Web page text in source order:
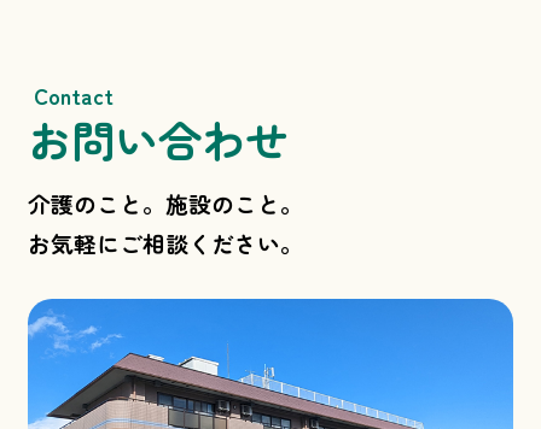
Contact
お問い合わせ
介護のこと。施設のこと。
お気軽にご相談ください。